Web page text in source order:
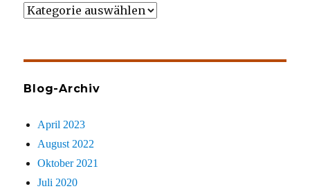
Wer
Blog-Archiv
April 2023
August 2022
Oktober 2021
Juli 2020